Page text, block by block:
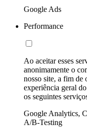
Google Ads
Performance
Ao aceitar esses
anonimamente o
nosso site, a fim de
experiência geral
os seguintes
Google Analytics,
A/B-Testing